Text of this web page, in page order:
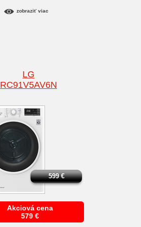
zobraziť viac
LG
RC91V5AV6N
Akciová cena
579 €
599€